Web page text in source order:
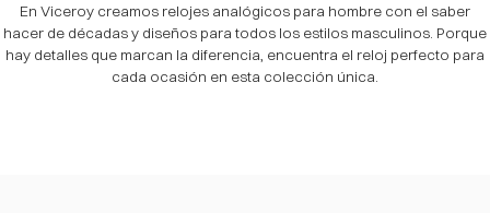
En Viceroy creamos relojes analógicos para hombre con el saber
hacer de décadas y diseños para todos los estilos masculinos. Porque
hay detalles que marcan la diferencia, encuentra el reloj perfecto para
cada ocasión en esta colección única.